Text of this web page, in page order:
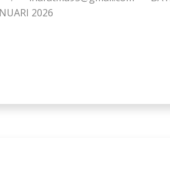
2026